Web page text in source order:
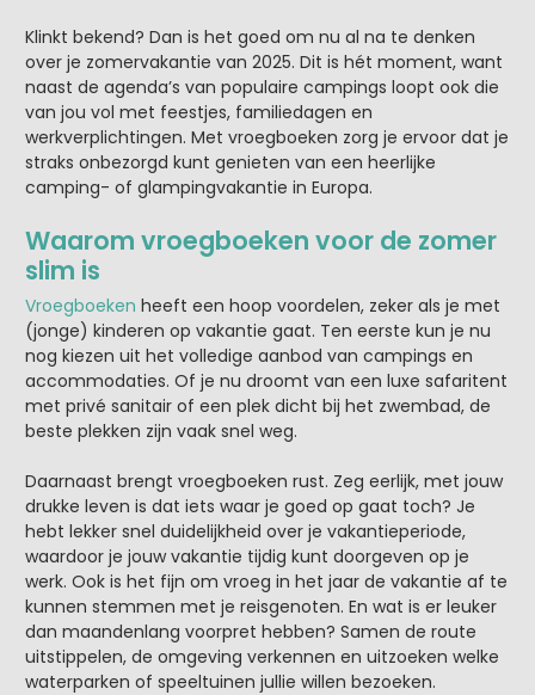
Klinkt bekend? Dan is het goed om nu al na te denken
over je zomervakantie van 2025. Dit is hét moment, want
naast de agenda’s van populaire campings loopt ook die
van jou vol met feestjes, familiedagen en
werkverplichtingen. Met vroegboeken zorg je ervoor dat je
straks onbezorgd kunt genieten van een heerlijke
camping- of glampingvakantie in Europa.
Waarom vroegboeken voor de zomer
slim is
Vroegboeken heeft een hoop voordelen, zeker als je met
(jonge) kinderen op vakantie gaat. Ten eerste kun je nu
nog kiezen uit het volledige aanbod van campings en
accommodaties. Of je nu droomt van een luxe safaritent
met privé sanitair of een plek dicht bij het zwembad, de
beste plekken zijn vaak snel weg.
Daarnaast brengt vroegboeken rust. Zeg eerlijk, met jouw
drukke leven is dat iets waar je goed op gaat toch? Je
hebt lekker snel duidelijkheid over je vakantieperiode,
waardoor je jouw vakantie tijdig kunt doorgeven op je
werk. Ook is het fijn om vroeg in het jaar de vakantie af te
kunnen stemmen met je reisgenoten. En wat is er leuker
dan maandenlang voorpret hebben? Samen de route
uitstippelen, de omgeving verkennen en uitzoeken welke
waterparken of speeltuinen jullie willen bezoeken.